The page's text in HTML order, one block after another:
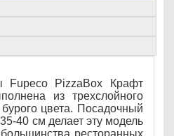
Fupeco PizzaBox Крафт
из трехслойного
цвета. Посадочный
40 см делает эту модель